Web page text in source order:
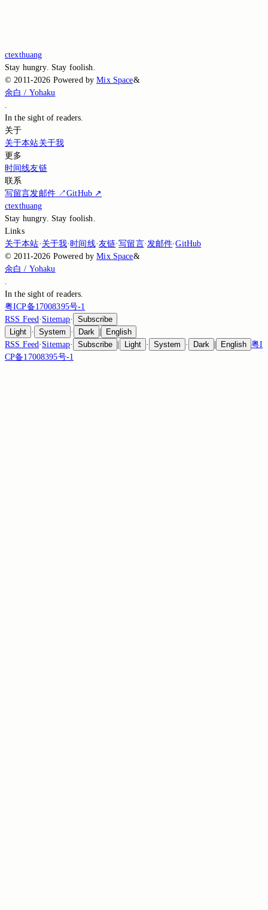
ctexthuang
Stay hungry. Stay foolish.
©2011-2026 Powered by Mix Space&
余白 / Yohaku
.
In the sight ofreaders.
关于
关于本站关于我
更多
时间线友链
联系
写留言发邮件↗GitHub↗
ctexthuang
Stay hungry. Stay foolish.
Links
关于本站· 关于我· 时间线·友链·写留言·发邮件·GitHub
©2011-2026 Powered by Mix Space&
余白 / Yohaku
.
In the sight ofreaders.
粤ICP备17008395号-1
RSS Feed· Sitemap·
Subscribe
Light · System · Dark
English
RSS Feed· Sitemap· Subscribe Light · System · Dark English 粤I
CP备17008395号-1